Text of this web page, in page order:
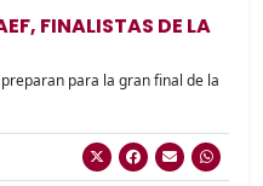
FINALISTAS DE LA
para la gran final de la